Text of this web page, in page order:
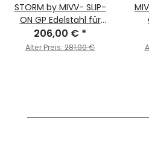
STORM by MIVV- SLIP-
ON GP Edelstahl für
KAWASAKI Z900 Bj. 2017
> 2019
206,00 € *
Alter Preis: 281,00 €